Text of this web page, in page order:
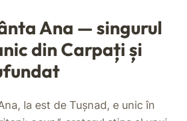
Ana — singurul
din Carpați și
la est de Tușnad, e unic în